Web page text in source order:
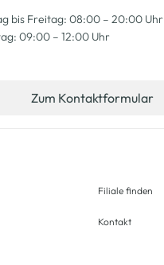
bis Freitag: 08:00 – 20:00 Uhr
09:00 – 12:00 Uhr
Zum Kontaktformular
Filiale finden
Kontakt